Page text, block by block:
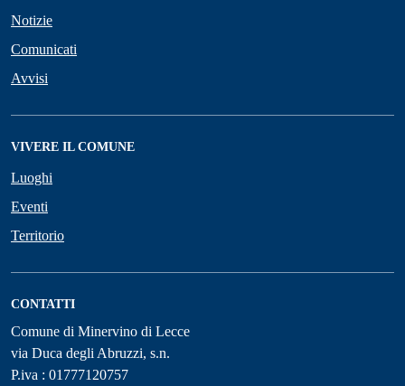
Notizie
Comunicati
Avvisi
VIVERE IL COMUNE
Luoghi
Eventi
Territorio
CONTATTI
Comune di Minervino di Lecce
via Duca degli Abruzzi, s.n.
P.iva : 01777120757